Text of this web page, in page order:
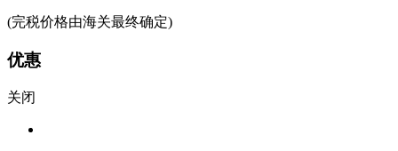
(完税价格由海关最终确定)
优惠
关闭